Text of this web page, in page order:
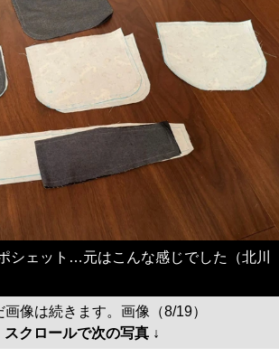
シェット…元はこんな感じでした（北川
画像は続きます。画像（8/19）
スクロールで次の写真 ↓